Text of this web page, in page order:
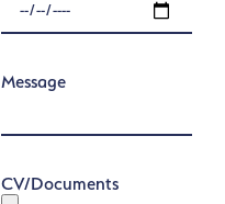
Message
CV/Documents